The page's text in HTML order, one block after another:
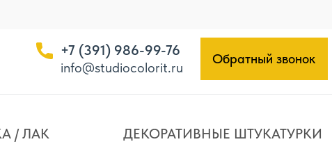
+7 (391) 986-99-76
info@studiocolorit.ru
Обратный звонок
/ ЛАК ДЕКОРАТИВНЫЕ ШТУКАТУРКИ